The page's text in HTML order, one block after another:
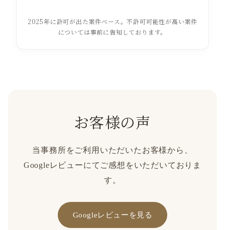
2025年に許可が出た案件ベース。不許可可能性が高い案件
については事前に告知しております。
お客様の声
当事務所をご利用いただいたお客様から、
Googleレビューにてご感想をいただいておりま
す。
Googleレビューを見る